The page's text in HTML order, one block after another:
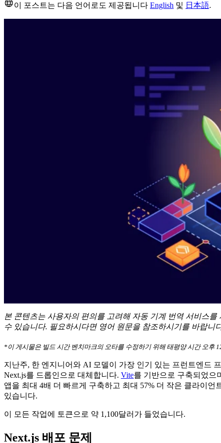
이 포스트는 다음 언어로도 제공됩니다 English 및 日本語.
본 콘텐츠는 사용자의 편의를 고려해 자동 기계 번역 서비스
수 있습니다. 필요하시다면 영어 원문을 참조하시기를 바랍니
*이 게시물은 빌드 시간 벤치마크의 오타를 수정하기 위해 태평양 시간 오후
지난주, 한 엔지니어와 AI 모델이 가장 인기 있는 프런트엔드
Next.js를 드롭인으로 대체합니다. Vite를 기반으로 구축되었으
앱을 최대 4배 더 빠르게 구축하고 최대 57% 더 작은 클라이
있습니다.
이 모든 작업에 토큰으로 약 1,100달러가 들었습니다.
Next.js 배포 문제